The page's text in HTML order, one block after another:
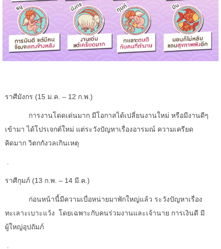
ราศีมังกร (15 ม.ค. – 12 ก.พ.)
การงานโดดเด่นมาก มีโอกาสได้เปลี่ยนงานใหม่ หรือมีงานดีๆ
เข้ามา ได้โปรเจกต์ใหม่ แต่ระวังปัญหาเรื่องอารมณ์ ความเครียด
คิดมาก วิตกกังวลเกินเหตุ
ราศีกุมภ์ (13 ก.พ. – 14 มี.ค.)
ก่อนหน้านี้มีความเบื่อหน่ายมาพักใหญ่แล้ว ระวังปัญหาเรื่อง
ทะเลาะเบาะแว้ง โดยเฉพาะกับคนร่วมงานและเจ้านาย การเงินดี มี
ผู้ใหญ่อุปถัมภ์